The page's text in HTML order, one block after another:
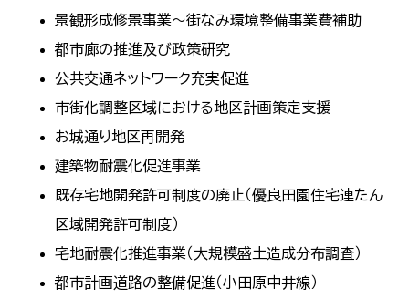
景観形成修景事業～街なみ環境整備事業費補助
都市廊の推進及び政策研究
公共交通ネットワーク充実促進
市街化調整区域における地区計画策定支援
お城通り地区再開発
建築物耐震化促進事業
既存宅地開発許可制度の廃止（優良田園住宅連たん
区域開発許可制度）
宅地耐震化推進事業（大規模盛土造成分布調査）
都市計画道路の整備促進（小田原中井線）